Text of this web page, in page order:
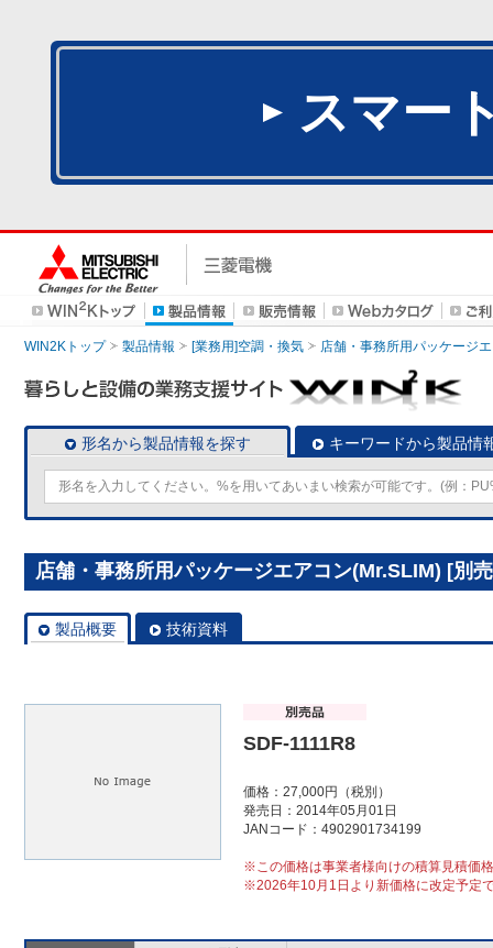
スマー
WIN2Kトップ 製品情報 [業務用]空調・換気 店舗・事務所用パッケージ
形名から製品情報を探す キーワードから製品情
店舗・事務所用パッケージエアコン(Mr.SLIM) [別
製品概要 技術資料
SDF-1111R8
価格：27,000円（税別）
発売日：2014年05月01日
JANコード：4902901734199
※この価格は事業者様向けの積算見積価
※2026年10月1日より新価格に改定予定